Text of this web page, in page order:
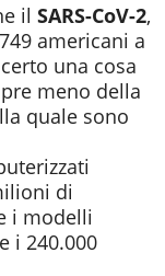
il SARS-CoV-2,
americani a
una cosa
meno della
quale sono
di
i modelli
i 240.000